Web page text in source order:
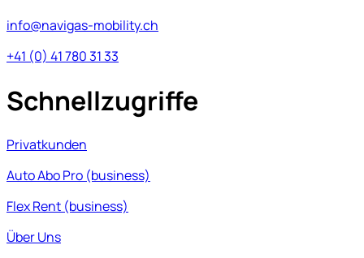
info@navigas-mobility.ch
+41 (0) 41 780 31 33
Schnellzugriffe
Privatkunden
Auto Abo Pro (business)
Flex Rent (business)
Über Uns